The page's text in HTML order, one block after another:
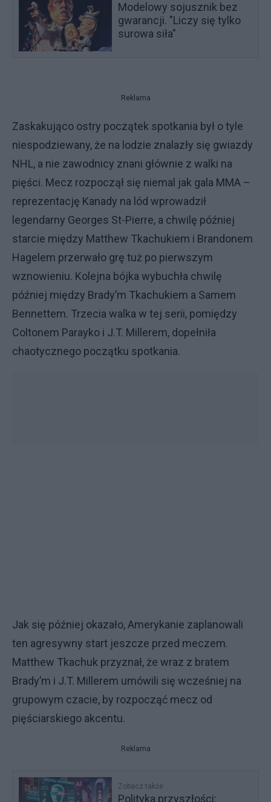
Modelowy sojusznik bez
gwarancji. "Liczy się tylko
surowa siła"
Reklama
Zaskakująco ostry początek spotkania był o tyle
niespodziewany, że na lodzie znalazły się gwiazdy
NHL, a nie zawodnicy znani głównie z walki na
pięści. Mecz rozpoczął się niemal jak gala MMA –
reprezentację Kanady na lód wprowadził
legendarny Georges St-Pierre, a chwilę później
starcie między Matthew Tkachukiem i Brandonem
Hagelem przerwało grę tuż po pierwszym
wznowieniu. Kolejna bójka wybuchła chwilę
później między Brady’m Tkachukiem a Samem
Bennettem. Trzecia walka w tej serii, pomiędzy
Coltonem Parayko i J.T. Millerem, dopełniła
chaotycznego początku spotkania.
Jak się później okazało, Amerykanie zaplanowali
ten agresywny start jeszcze przed meczem.
Matthew Tkachuk przyznał, że wraz z bratem
Brady’m i J.T. Millerem umówili się wcześniej na
grupowym czacie, by rozpocząć mecz od
pięściarskiego akcentu.
Reklama
Zobacz także
Polityka przyszłości: